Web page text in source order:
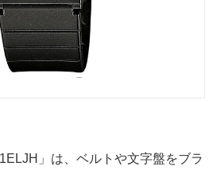
」は、ベルトや文字盤をブラ